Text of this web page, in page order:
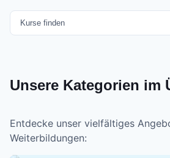
Unsere Kategorien im
Entdecke unser vielfältiges
Weiterbildungen: